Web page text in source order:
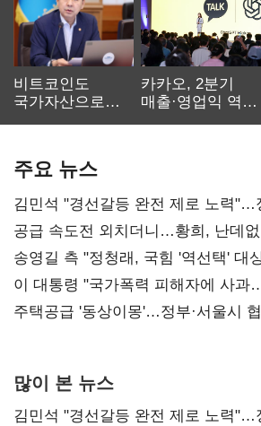
비트코인도
국가자산으로…'
카카오, 2분기
매출·영업익 역대
주요 뉴스
김민석 "경선갈등 완전 제로 노력"…
사과부터"
공급 속도전 외치더니…황희, 난데
리모델링' 제안
송영길 측 "정청래, 국힘 '역선택' 대
총선 지휘 못해"
이 대통령 "국가폭력 피해자에 사과
진실 밝혀야"
주택공급 '동상이몽'…정부·서울시
많이 본 뉴스
김민석 "경선갈등 완전 제로 노력"…